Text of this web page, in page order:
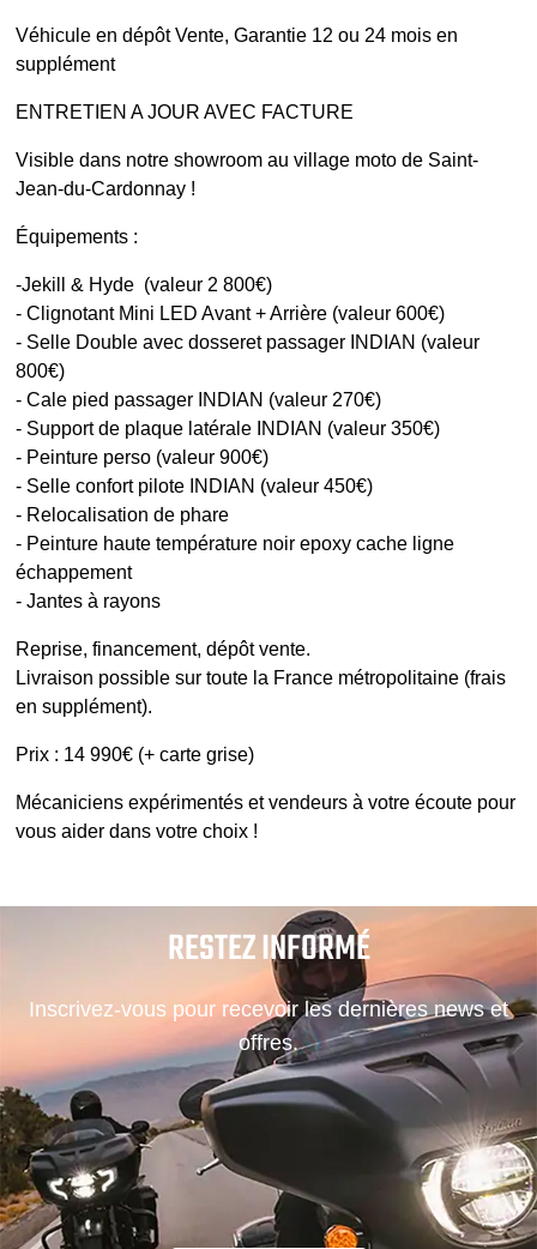
Véhicule en dépôt Vente, Garantie 12 ou 24 mois en
supplément
ENTRETIEN A JOUR AVEC FACTURE
Visible dans notre showroom au village moto de Saint-
Jean-du-Cardonnay !
Équipements :
-Jekill & Hyde (valeur 2 800€)
- Clignotant Mini LED Avant + Arrière (valeur 600€)
- Selle Double avec dosseret passager INDIAN (valeur
800€)
- Cale pied passager INDIAN (valeur 270€)
- Support de plaque latérale INDIAN (valeur 350€)
- Peinture perso (valeur 900€)
- Selle confort pilote INDIAN (valeur 450€)
- Relocalisation de phare
- Peinture haute température noir epoxy cache ligne
échappement
- Jantes à rayons
Reprise, financement, dépôt vente.
Livraison possible sur toute la France métropolitaine (frais
en supplément).
Prix : 14 990€ (+ carte grise)
Mécaniciens expérimentés et vendeurs à votre écoute pour
vous aider dans votre choix !
RESTEZ INFORMÉ
Inscrivez-vous pour recevoir les dernières news et
offres.